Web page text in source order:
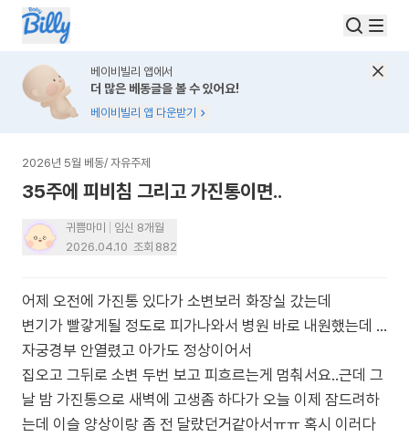
베이비빌리 앱에서
더 많은 베동글을 볼 수 있어요!
베이비빌리 앱 다운받기
2026년 5월 베동/ 자유주제
35주에 피비침 그리고 가진통이면..
귀쁨마미
임신 8개월
2026.04.10 조회 882
어제 오전에 가진통 있다가 소변보러 화장실 갔는데
변기가 빨갛게될 정도로 피가나와서 병원 바로 내원했는데 …
자궁경부 안열렸고 아가도 정상이어서
집오고 그뒤로 소변 두번 보고 피흐르는게 멈춰서요..근데 그
날 밤 가진통으로 새벽에 고생좀 하다가 오늘 이제 잠드려하
는데 이슬 양상이랑 좀 전 달랐던거같아서ㅠㅠ 혹시 이러다